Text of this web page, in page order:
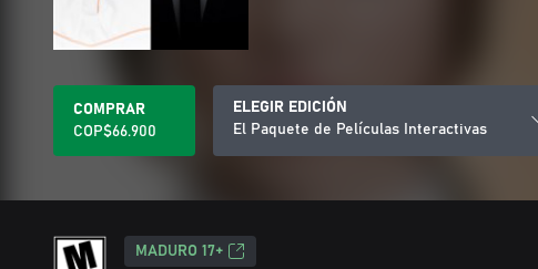
COMPRAR
COP$66.900
ELEGIR EDICIÓN
El Paquete de Películas Interactivas
MADURO 17+